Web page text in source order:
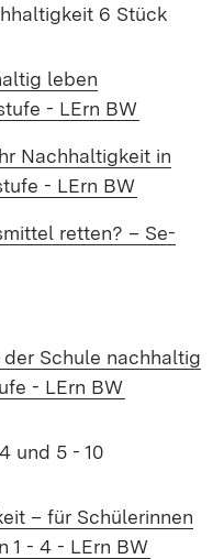
6 Stück
leben
- LErn BW
Nach­hal­tig­keit in
- LErn BW
ret­ten? – Se­
der Schule nach­hal­tig
- LErn BW
und 5 - 10
– für Schülerinnen
1 - 4 - LErn BW